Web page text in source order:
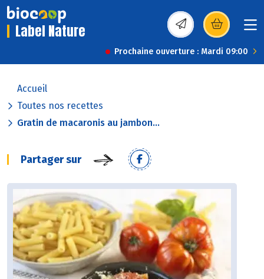
Label Nature (s’ouvre dans une
Prochaine ouverture : Mardi 09:00
Accueil
Toutes nos recettes
Gratin de macaronis au jambon...
Partager sur